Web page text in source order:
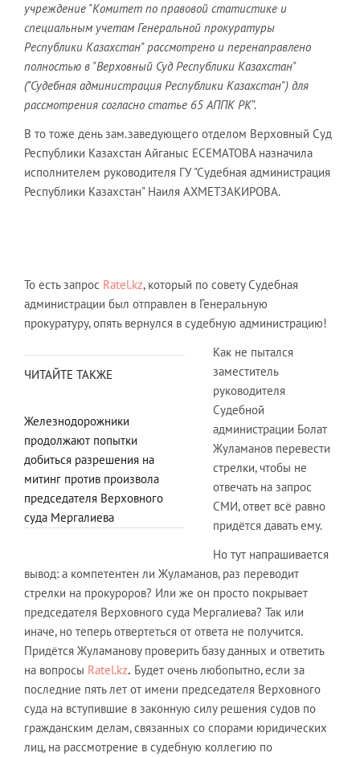
учреждение "Комитет по правовой статистике и
специальным учетам Генеральной прокуратуры
Республики Казахстан" рассмотрено и перенаправлено
полностью в "Верховный Суд Республики Казахстан"
("Судебная администрация Республики Казахстан") для
рассмотрения согласно статье 65 АППК РК”.
В то тоже день зам.заведующего отделом Верховный Суд
Республики Казахстан Айганыс ЕСЕМАТОВА назначила
исполнителем руководителя ГУ "Судебная администрация
Республики Казахстан" Наиля АХМЕТЗАКИРОВА.
То есть запрос Ratel.kz, который по совету Судебная
администрации был отправлен в Генеральную
прокуратуру, опять вернулся в судебную администрацию!
ЧИТАЙТЕ ТАКЖЕ
Железнодорожники
продолжают попытки
добиться разрешения на
митинг против произвола
председателя Верховного
суда Мергалиева
Как не пытался
заместитель
руководителя
Судебной
администрации Болат
Жуламанов перевести
стрелки, чтобы не
отвечать на запрос
СМИ, ответ всё равно
придётся давать ему.
Но тут напрашивается
вывод: а компетентен ли Жуламанов, раз переводит
стрелки на прокуроров? Или же он просто покрывает
председателя Верховного суда Мергалиева? Так или
иначе, но теперь отвертеться от ответа не получится.
Придётся Жуламанову проверить базу данных и ответить
на вопросы Ratel.kz. Будет очень любопытно, если за
последние пять лет от имени председателя Верховного
суда на вступившие в законную силу решения судов по
гражданским делам, связанных со спорами юридических
лиц, на рассмотрение в судебную коллегию по